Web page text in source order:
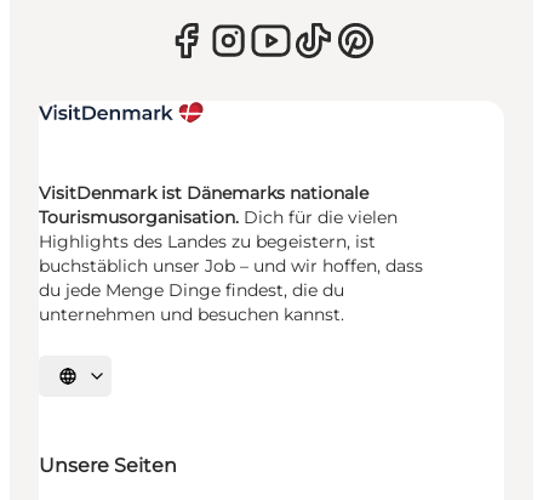
VisitDenmark ist Dänemarks nationale
Tourismusorganisation. Dich für die vielen
Highlights des Landes zu begeistern, ist
buchstäblich unser Job – und wir hoffen, dass
du jede Menge Dinge findest, die du
unternehmen und besuchen kannst.
Sprache auswählen
Unsere Seiten